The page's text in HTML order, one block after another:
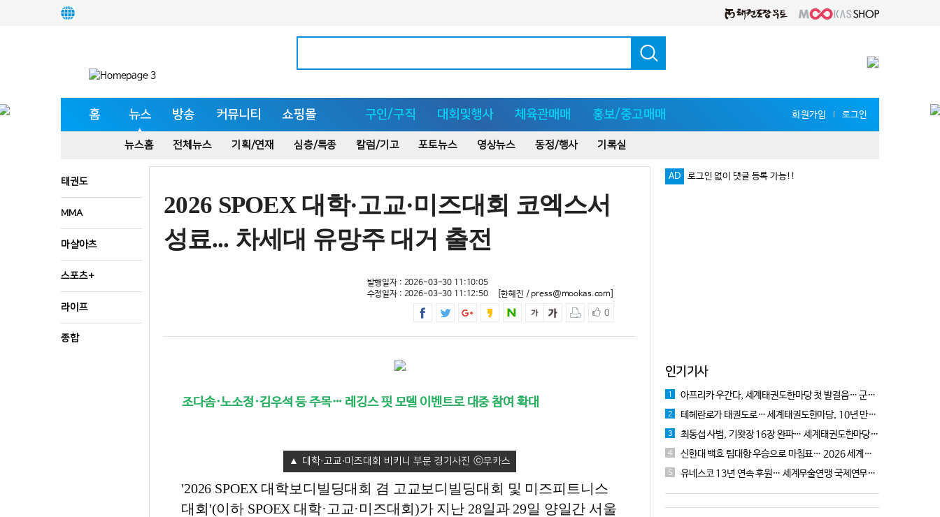
홈 뉴스 방송 커뮤니티 쇼핑몰 구인/구직 대회및행사 체육관매매 홍보/중고매매 회원가입 l 로그인
뉴스홈 전체뉴스 기획/연재 심층/특종 칼럼/기고 포토뉴스 영상뉴스 동정/행사 기록실
태권도
MMA
마샬아츠
스포츠+
라이프
종합
2026 SPOEX 대학·고교·미즈대회 코엑스서
성료... 차세대 유망주 대거 출전
발행일자 : 2026-03-30 11:10:05
수정일자 : 2026-03-30 11:12:50
[한혜진 / press@mookas.com]
0
조다솜·노소정·김우석 등 주목… 레깅스 핏 모델 이벤트로 대중 참여 확대
대학·고교·미즈대회 비키니 부문 경기사진
'2026 SPOEX 대학보디빌딩대회 겸 고교보디빌딩대회 및 미즈피트니스
대회'(이하 SPOEX 대학·고교·미즈대회)가 지난 28일과 29일 양일간 서울
AD 로그인 없이 댓글 등록 가능!!
인기기사
1 아프리카 우간다, 세계태권도한마당 첫 발걸음… 군의관 콘데 "잊지 못할 경험"
2 테헤란로가 태권도로… 세계태권도한마당, 10년 만에 국기원서 개막!
3 최동섭 사범, 기왓장 16장 완파… 세계태권도한마당 주먹격파 우승
4 신한대 백호 팀대항 우승으로 마침표… 2026 세계태권도한마당 폐막
5 유네스코 13년 연속 후원… 세계무술연맹 국제연무대회 10월 충주서 개막